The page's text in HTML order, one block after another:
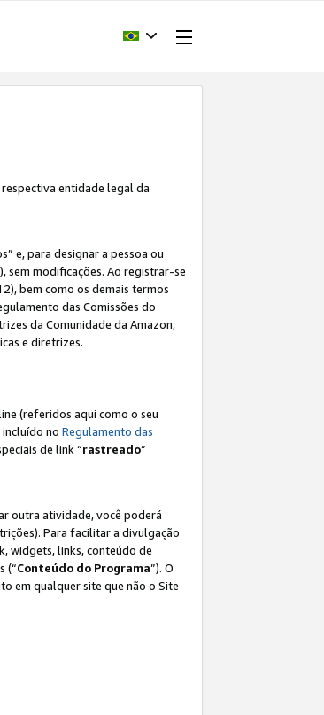
entidade legal da
e, para designar a pessoa ou
sem modificações. Ao registrar-se
bem como os demais termos
das Comissões do
da Comunidade da Amazon,
e diretrizes.
(referidos aqui como o seu
no Regulamento das
de link “rastreado”
outra atividade, você poderá
Para facilitar a divulgação
widgets, links, conteúdo de
(“Conteúdo do Programa”). O
em qualquer site que não o Site